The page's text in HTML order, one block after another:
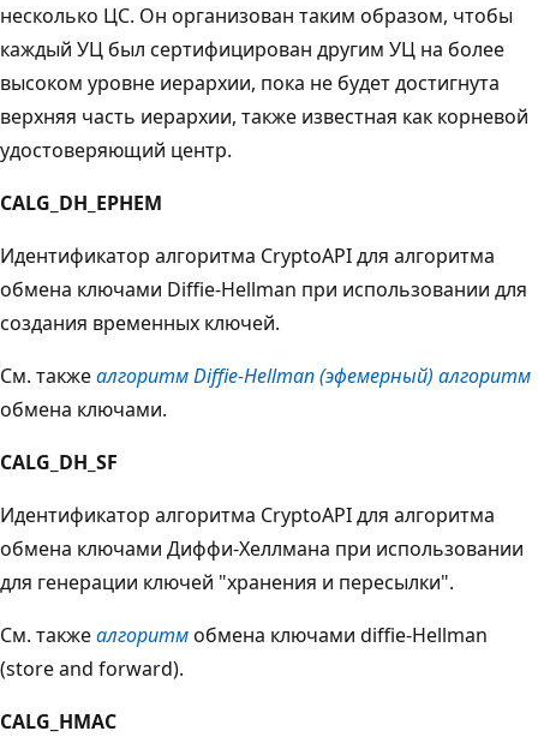
несколько ЦС. Он организован таким образом, чтобы
каждый УЦ был сертифицирован другим УЦ на более
высоком уровне иерархии, пока не будет достигнута
верхняя часть иерархии, также известная как корневой
удостоверяющий центр.
CALG_DH_EPHEM
Идентификатор алгоритма CryptoAPI для алгоритма
обмена ключами Diffie-Hellman при использовании для
создания временных ключей.
См. такжеалгоритм Diffie-Hellman (эфемерный) алгоритм
обмена ключами.
CALG_DH_SF
Идентификатор алгоритма CryptoAPI для алгоритма
обмена ключами Диффи-Хеллмана при использовании
для генерации ключей "хранения и пересылки".
См. такжеалгоритмобмена ключами diffie-Hellman
(store and forward).
CALG_HMAC